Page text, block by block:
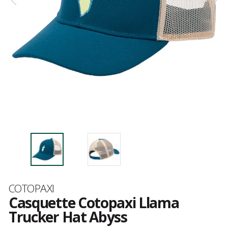
Marque
COTOPAXI
Casquette Cotopaxi Llama
Trucker Hat Abyss